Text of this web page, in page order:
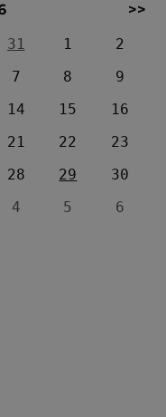
>>
31 1
2
7 8
9
14 15
16
21 22
23
28 29
30
4 5 6